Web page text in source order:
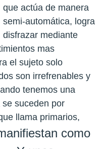
que actúa de manera
semi-automática, logra
disfrazar mediante
mas
el sujeto solo
son irrefrenables y
tenemos una
suceden por
llama primarios,
como